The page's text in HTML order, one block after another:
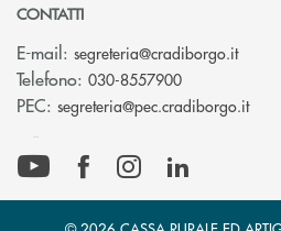
CONTATTI
E-mail: segreteria@cradiborgo.it(si
Telefono: 030-8557900
PEC: segreteria@pec.cradiborgo.it(si